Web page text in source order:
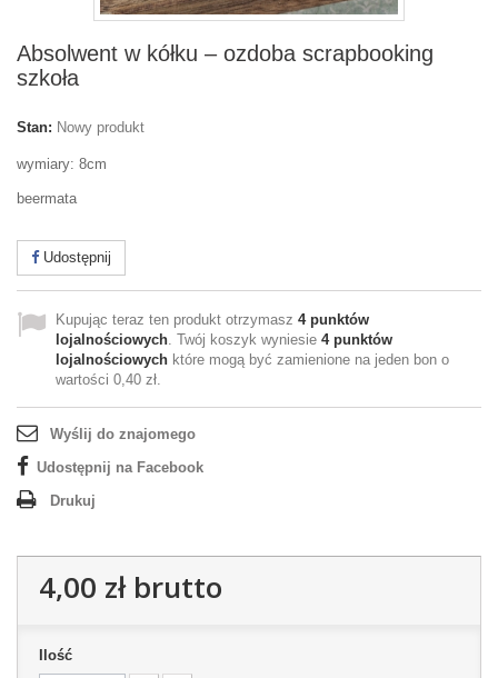
Absolwent w kółku – ozdoba scrapbooking
szkoła
Stan: Nowy produkt
wymiary: 8cm
beermata
Udostępnij
Kupując teraz ten produkt otrzymasz 4punktów
lojalnościowych. Twój koszyk wyniesie 4punktów
lojalnościowych które mogą być zamienione na jeden bon o
wartości 0,40 zł.
Wyślij do znajomego
Udostępnij na Facebook
Drukuj
4,00 złbrutto
Ilość